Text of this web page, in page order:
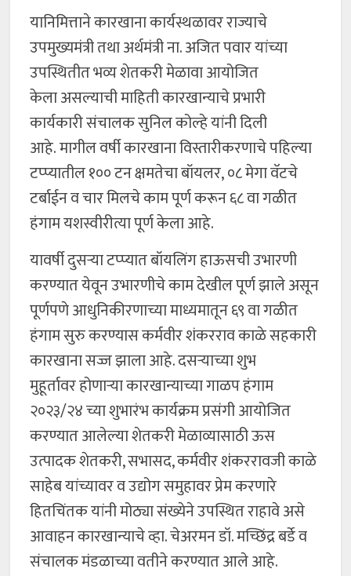
यानिमित्ताने कारखाना कार्यस्थळावर राज्याचे
उपमुख्यमंत्री तथा अर्थमंत्री ना. अजित पवार यांच्या
उपस्थितीत भव्य शेतकरी मेळावा आयोजित
केला असल्याची माहिती कारखान्याचे प्रभारी
कार्यकारी संचालक सुनिल कोल्हे यांनी दिली
आहे. मागील वर्षी कारखाना विस्तारीकरणाचे पहिल्या
टप्प्यातील १०० टन क्षमतेचा बॉयलर, ०८ मेगा वॅटचे
टर्बाईन व चार मिलचे काम पूर्ण करून ६८ वा गळीत
हंगाम यशस्वीरीत्या पूर्ण केला आहे.
यावर्षी दुसऱ्या टप्प्यात बॉयलिंग हाऊसची उभारणी
करण्यात येवून उभारणीचे काम देखील पूर्ण झाले असून
पूर्णपणे आधुनिकीरणाच्या माध्यमातून ६९ वा गळीत
हंगाम सुरु करण्यास कर्मवीर शंकरराव काळे सहकारी
कारखाना सज्ज झाला आहे. दसऱ्याच्या शुभ
मुहूर्तावर होणाऱ्या कारखान्याच्या गाळप हंगाम
२०२३/२४ च्या शुभारंभ कार्यक्रम प्रसंगी आयोजित
करण्यात आलेल्या शेतकरी मेळाव्यासाठी ऊस
उत्पादक शेतकरी, सभासद, कर्मवीर शंकररावजी काळे
साहेब यांच्यावर व उद्योग समुहावर प्रेम करणारे
हितचिंतक यांनी मोठ्या संख्येने उपस्थित राहावे असे
आवाहन कारखान्याचे व्हा. चेअरमन डॉ. मच्छिंद्र बर्डे व
संचालक मंडळाच्या वतीने करण्यात आले आहे.